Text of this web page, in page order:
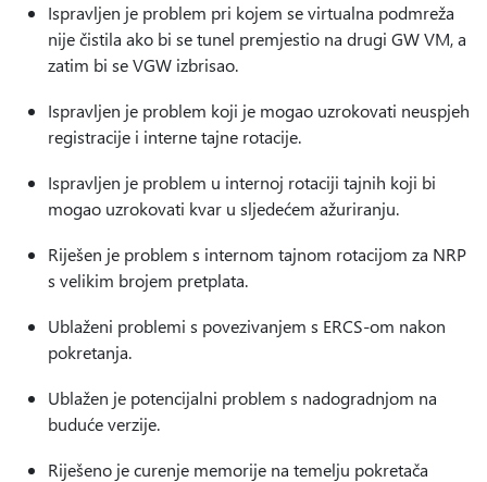
Ispravljen je problem pri kojem se virtualna podmreža
nije čistila ako bi se tunel premjestio na drugi GW VM, a
zatim bi se VGW izbrisao.
Ispravljen je problem koji je mogao uzrokovati neuspjeh
registracije i interne tajne rotacije.
Ispravljen je problem u internoj rotaciji tajnih koji bi
mogao uzrokovati kvar u sljedećem ažuriranju.
Riješen je problem s internom tajnom rotacijom za NRP
s velikim brojem pretplata.
Ublaženi problemi s povezivanjem s ERCS-om nakon
pokretanja.
Ublažen je potencijalni problem s nadogradnjom na
buduće verzije.
Riješeno je curenje memorije na temelju pokretača